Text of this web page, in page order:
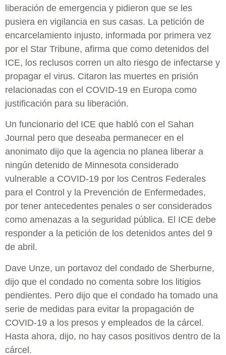
liberación de emergencia y pidieron que se les
pusiera en vigilancia en sus casas. La petición de
encarcelamiento injusto, informada por primera vez
por el Star Tribune, afirma que como detenidos del
ICE, los reclusos corren un alto riesgo de infectarse y
propagar el virus. Citaron las muertes en prisión
relacionadas con el COVID-19 en Europa como
justificación para su liberación.
Un funcionario del ICE que habló con el Sahan
Journal pero que deseaba permanecer en el
anonimato dijo que la agencia no planea liberar a
ningún detenido de Minnesota considerado
vulnerable a COVID-19 por los Centros Federales
para el Control y la Prevención de Enfermedades,
por tener antecedentes penales o ser considerados
como amenazas a la seguridad pública. El ICE debe
responder a la petición de los detenidos antes del 9
de abril.
Dave Unze, un portavoz del condado de Sherburne,
dijo que el condado no comenta sobre los litigios
pendientes. Pero dijo que el condado ha tomado una
serie de medidas para evitar la propagación de
COVID-19 a los presos y empleados de la cárcel.
Hasta ahora, dijo, no hay casos positivos dentro de la
cárcel.